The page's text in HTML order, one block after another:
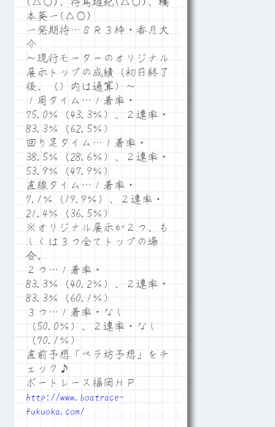
本英一(△○)
一発期待…８Ｒ３枠・香月大
介
～現行モーターのオリジナル
展示トップの成績（初日終了
後、（）内は通算）～
１周タイム…１着率・
75.0％（43.3％）、２連率・
83.3％（62.5％）
回り足タイム…１着率・
38.5％（28.6％）、２連率・
53.9％（47.9％）
直線タイム…１着率・
7.1％（19.9％）、２連率・
21.4％（36.5％）
※オリジナル展示が２つ、も
しくは３つ全てトップの場
合。
２つ…１着率・
83.3％（40.2％）、２連率・
83.3％（60.1％）
３つ…１着率・なし
（50.0％）、２連率・なし
（70.1％）
直前予想「ペラ坊予想」をチ
ェック♪
ボートレース福岡ＨＰ
http://www.boatrace-
fukuoka.com/